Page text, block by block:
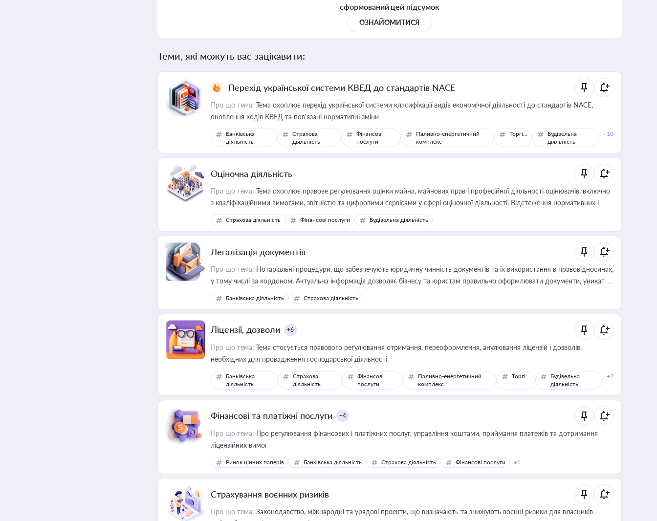
сформований цей підсумок
ОЗНАЙОМИТИСЯ
Теми, які можуть вас зацікавити:
Перехід української системи КВЕД до стандартів NACE
Про що тема: Тема охоплює перехід української системи класифікації видів економічної діяльності до стандартів NACE,
оновлення кодів КВЕД та пов'язані нормативні зміни
Банківська
діяльність
Страхова
діяльність
Фінансові
послуги
Паливно-енергетичний
комплекс
Торгівля
Будівельна
діяльність
+10
Оціночна діяльність
Про що тема: Тема охоплює правове регулювання оцінки майна, майнових прав і професійної діяльності оцінювачів, включно
з кваліфікаційними вимогами, звітністю та цифровими сервісами у сфері оціночної діяльності. Відстеження нормативних і
медійних змін у цій сфері корисне для власника бізнесу, керівника, юриста або бухгалтера під час оподаткування,
приватизації, оренди державного майна, корпоративних угод і перевірки статусу суб'єктів оціночної діяльності
Страхова діяльність Фінансові послуги Будівельна діяльність
Легалізація документів
Про що тема: Нотаріальні процедури, що забезпечують юридичну чинність документів та їх використання в правовідносинах,
у тому числі за кордоном. Актуальна інформація дозволяє бізнесу та юристам правильно оформлювати документи, уникати
ризиків недійсності та забезпечувати їх належне прийняття органами влади та контрагентами
Банківська діяльність Страхова діяльність
Ліцензії, дозволи +6
Про що тема: Тема стосується правового регулювання отримання, переоформлення, анулювання ліцензій і дозволів,
необхідних для провадження господарської діяльності
Банківська
діяльність
Страхова
діяльність
Фінансові
послуги
Паливно-енергетичний
комплекс
Торгівля
Будівельна
діяльність
+2
Фінансові та платіжні послуги +4
Про що тема: Про регулювання фінансових і платіжних послуг, управління коштами, приймання платежів та дотримання
ліцензійних вимог
Ринок цінних паперів Банківська діяльність Страхова діяльність Фінансові послуги +1
Страхування воєнних ризиків
Про що тема: Законодавство, міжнародні та урядові проекти, що визначають та знижують воєнні ризики для власників